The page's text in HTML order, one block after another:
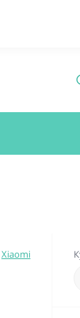
Xiaomi